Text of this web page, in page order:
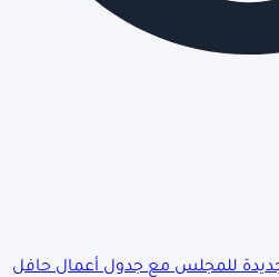
للمجلس مع جدول أعمال حافل